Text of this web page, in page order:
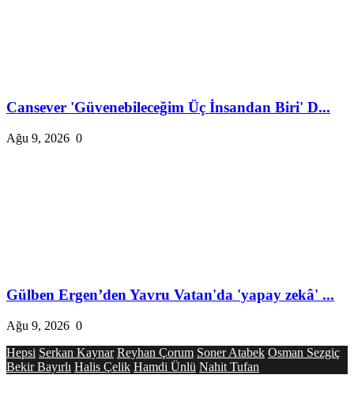
Cansever 'Güvenebileceğim Üç İnsandan Biri' D...
Ağu 9, 2026 0
Gülben Ergen’den Yavru Vatan'da 'yapay zekâ' ...
Ağu 9, 2026 0
Hepsi Serkan Kaynar Reyhan Çorum Soner Atabek Osman Sezgiç
Bekir Bayırlı Halis Çelik Hamdi Ünlü Nahit Tufan